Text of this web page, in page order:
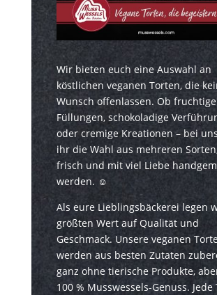
Wir bieten euch eine Auswahl an
köstlichen veganen Torten, die
Wunsch offenlassen. Ob fruchtige
Füllungen, schokoladige
oder cremige Kreationen – bei
ihr die Wahl aus mehreren
frisch und mit viel Liebe
werden. ☺
Als eure Lieblingsbäckerei legen
größten Wert auf Qualität und
Geschmack. Unsere veganen
werden aus besten Zutaten
ganz ohne tierische Produkte,
100 % Musswessels-Genuss.